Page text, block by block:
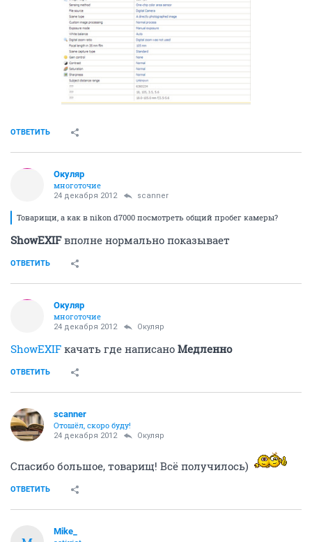
ОТВЕТИТЬ
Окуляр
многоточие
24 декабря 2012 scanner
Товарищи, а как в nikon d7000 посмотреть общий пробег камеры?
ShowEXIFвполне нормально показывает
ОТВЕТИТЬ
Окуляр
многоточие
24 декабря 2012 Окуляр
ShowEXIF качать где написано Медленно
ОТВЕТИТЬ
scanner
Отошёл, скоро буду!
24 декабря 2012 Окуляр
Спасибо большое, товарищ! Всё получилось)
ОТВЕТИТЬ
Mike_